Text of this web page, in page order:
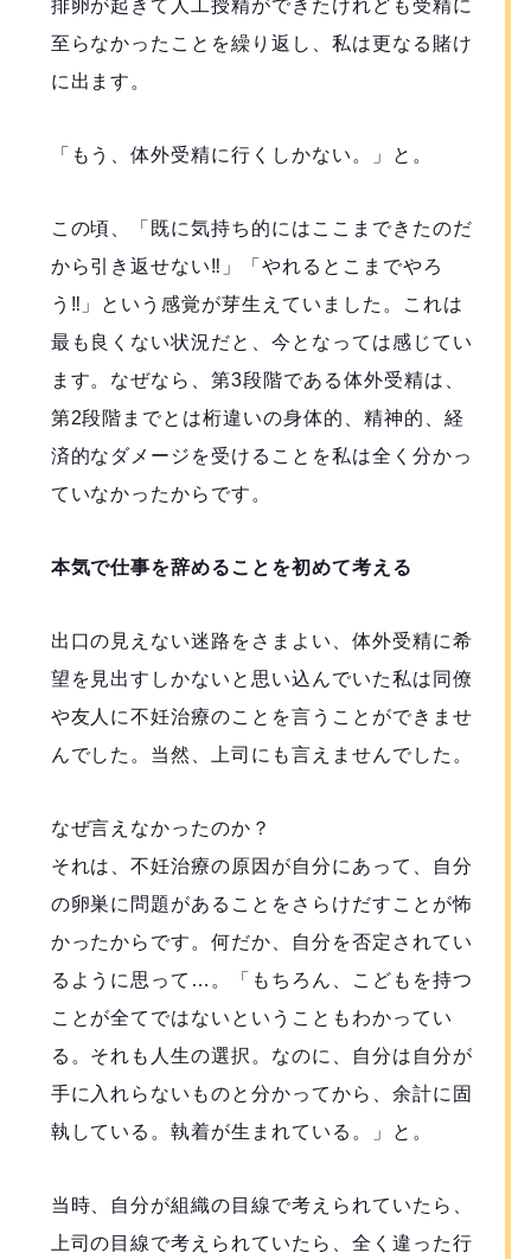
排卵が起きて人工授精ができたけれども受精に
至らなかったことを繰り返し、私は更なる賭け
に出ます。
「もう、体外受精に行くしかない。」と。
この頃、「既に気持ち的にはここまできたのだ
から引き返せない‼︎」「やれるとこまでやろ
う‼︎」という感覚が芽生えていました。これは
最も良くない状況だと、今となっては感じてい
ます。なぜなら、第3段階である体外受精は、
第2段階までとは桁違いの身体的、精神的、経
済的なダメージを受けることを私は全く分かっ
ていなかったからです。
本気で仕事を辞めることを初めて考える
出口の見えない迷路をさまよい、体外受精に希
望を見出すしかないと思い込んでいた私は同僚
や友人に不妊治療のことを言うことができませ
んでした。当然、上司にも言えませんでした。
なぜ言えなかったのか？
それは、不妊治療の原因が自分にあって、自分
の卵巣に問題があることをさらけだすことが怖
かったからです。何だか、自分を否定されてい
るように思って…。「もちろん、こどもを持つ
ことが全てではないということもわかってい
る。それも人生の選択。なのに、自分は自分が
手に入れらないものと分かってから、余計に固
執している。執着が生まれている。」と。
当時、自分が組織の目線で考えられていたら、
上司の目線で考えられていたら、全く違った行